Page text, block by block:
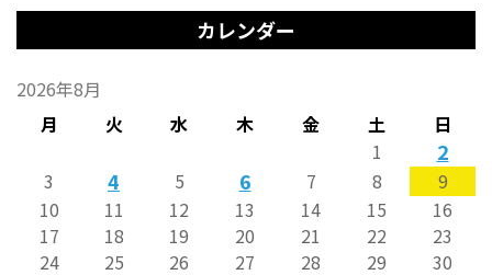
カレンダー
2026年8月
月
火 水 木 金 土 日
1 2
3 4 5 6 7 8
9
10
11 12 13 14 15
16
17
18 19 20 21 22
23
24
25 26 27 28 29
30